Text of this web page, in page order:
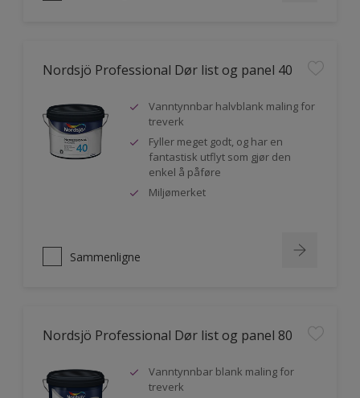
Nordsjö Professional Dør list og panel 40
Vanntynnbar halvblank maling for
treverk
Fyller meget godt, og har en
fantastisk utflyt som gjør den
enkel å påføre
Miljømerket
Sammenligne
Nordsjö Professional Dør list og panel 80
Vanntynnbar blank maling for
treverk